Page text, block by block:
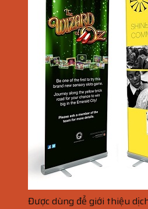
Được dùng để giới thiệu